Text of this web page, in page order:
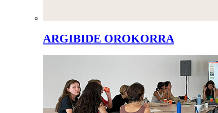
ARGIBIDE OROKORRA